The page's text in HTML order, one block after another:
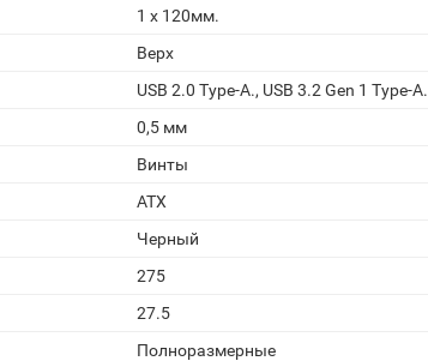
1 x 120мм.
Верх
USB 2.0 Type-A., USB 3.2 Gen 1 Type-A.
0,5 мм
Винты
ATX
Черный
275
27.5
Полноразмерные